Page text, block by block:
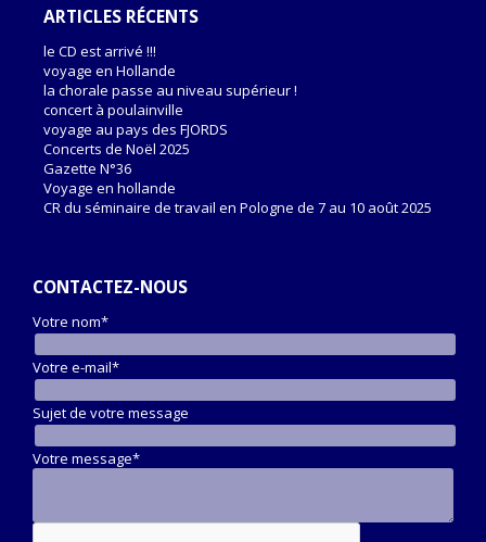
ARTICLES RÉCENTS
le CD est arrivé !!!
voyage en Hollande
la chorale passe au niveau supérieur !
concert à poulainville
voyage au pays des FJORDS
Concerts de Noël 2025
Gazette N°36
Voyage en hollande
CR du séminaire de travail en Pologne de 7 au 10 août 2025
CONTACTEZ-NOUS
Votre nom*
Votre e-mail*
Sujet de votre message
Votre message*